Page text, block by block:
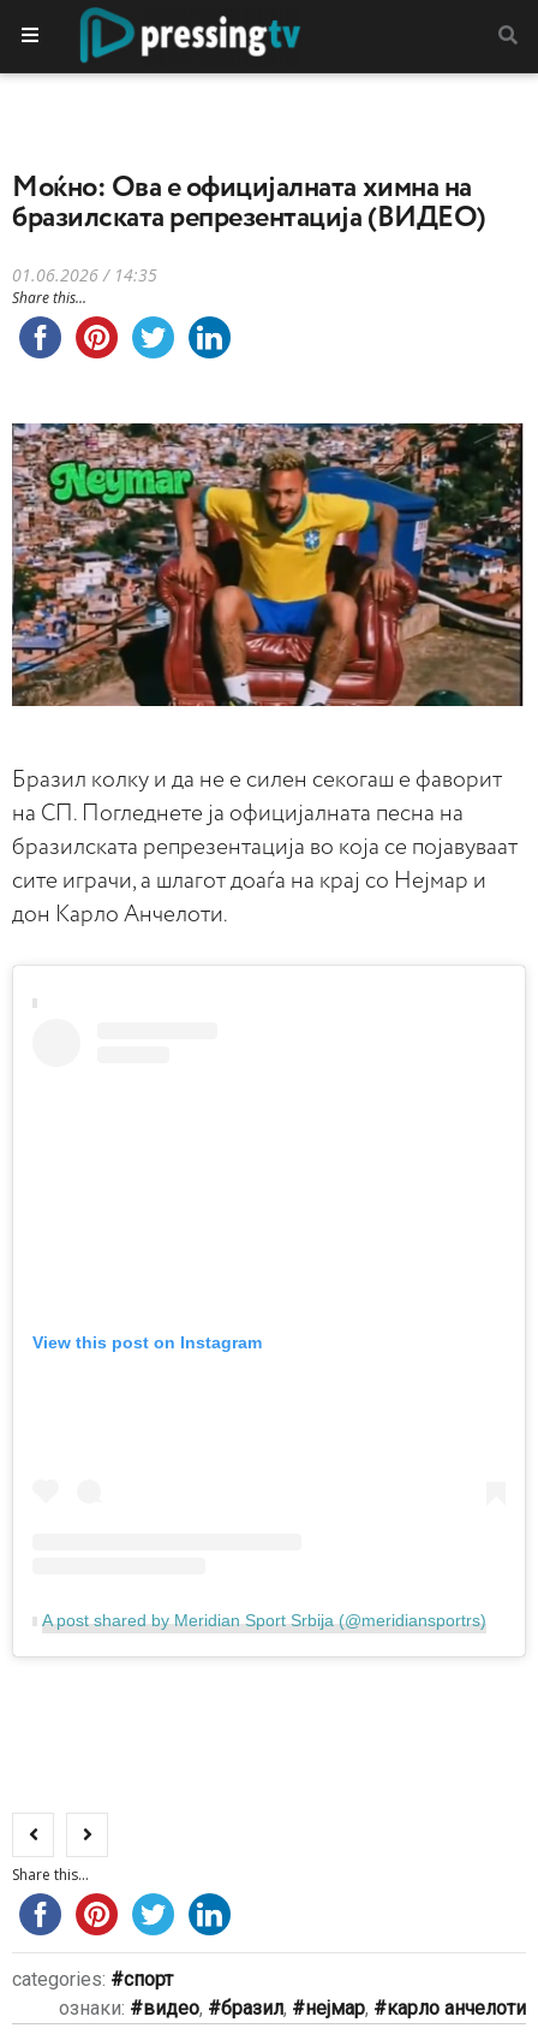
Моќно: Ова е официјалната химна на
бразилската репрезентација (ВИДЕО)
01.06.2026 / 14:35
Share this...
Бразил колку и да не е силен секогаш е фаворит
на СП. Погледнете ја официјалната песна на
бразилската репрезентација во која се појавуваат
сите играчи, а шлагот доаѓа на крај со Нејмар и
дон Карло Анчелоти.
View this post on Instagram
A post shared by Meridian Sport Srbija (@meridiansportrs)
Share this...
categories:
спорт
ознаки:
видео, бразил, нејмар, карло анчелоти